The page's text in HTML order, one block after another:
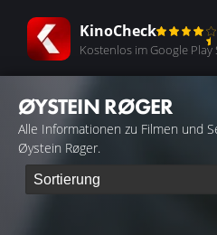
KinoCheck
Kostenlos im Google Play
ØYSTEIN RØGER
Alle Informationen zu Filmen und
Øystein Røger.